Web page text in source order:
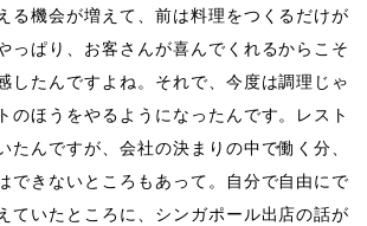
る機会が増えて、前は料理をつくるだけが
っぱり、お客さんが喜んでくれるからこそ
したんですよね。それで、今度は調理じゃ
のほうをやるようになったんです。レスト
たんですが、会社の決まりの中で働く分、
できないところもあって。自分で自由にで
ていたところに、シンガポール出店の話が